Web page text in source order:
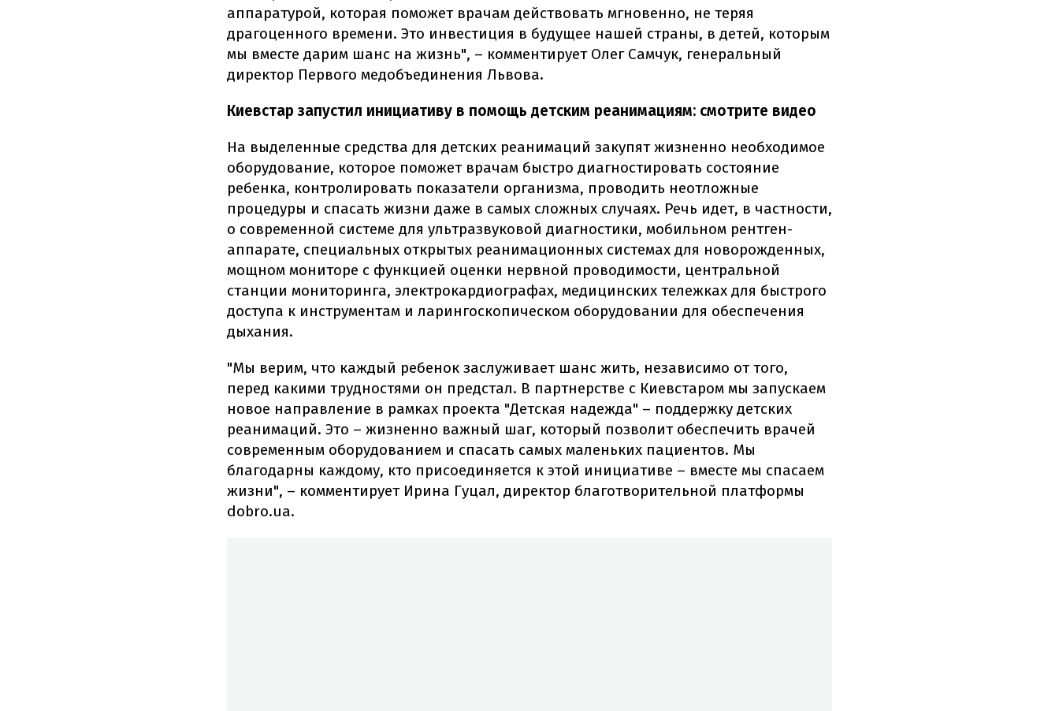
аппаратурой, которая поможет врачам действовать мгновенно, не теряя
драгоценного времени. Это инвестиция в будущее нашей страны, в детей, которым
мы вместе дарим шанс на жизнь", – комментирует Олег Самчук, генеральный
директор Первого медобъединения Львова.
Киевстар запустил инициативу в помощь детским реанимациям: смотрите видео
На выделенные средства для детских реанимаций закупят жизненно необходимое
оборудование, которое поможет врачам быстро диагностировать состояние
ребенка, контролировать показатели организма, проводить неотложные
процедуры и спасать жизни даже в самых сложных случаях. Речь идет, в частности,
о современной системе для ультразвуковой диагностики, мобильном рентген-
аппарате, специальных открытых реанимационных системах для новорожденных,
мощном мониторе с функцией оценки нервной проводимости, центральной
станции мониторинга, электрокардиографах, медицинских тележках для быстрого
доступа к инструментам и ларингоскопическом оборудовании для обеспечения
дыхания.
"Мы верим, что каждый ребенок заслуживает шанс жить, независимо от того,
перед какими трудностями он предстал. В партнерстве с Киевстаром мы запускаем
новое направление в рамках проекта "Детская надежда" – поддержку детских
реанимаций. Это – жизненно важный шаг, который позволит обеспечить врачей
современным оборудованием и спасать самых маленьких пациентов. Мы
благодарны каждому, кто присоединяется к этой инициативе – вместе мы спасаем
жизни", – комментирует Ирина Гуцал, директор благотворительной платформы
dobro.ua.